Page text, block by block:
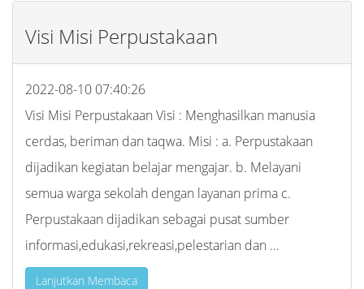
Visi Misi Perpustakaan
2022-08-10 07:40:26
Visi Misi Perpustakaan Visi : Menghasilkan manusia
cerdas, beriman dan taqwa. Misi : a. Perpustakaan
dijadikan kegiatan belajar mengajar. b. Melayani
semua warga sekolah dengan layanan prima c.
Perpustakaan dijadikan sebagai pusat sumber
informasi,edukasi,rekreasi,pelestarian dan ...
Lanjutkan Membaca